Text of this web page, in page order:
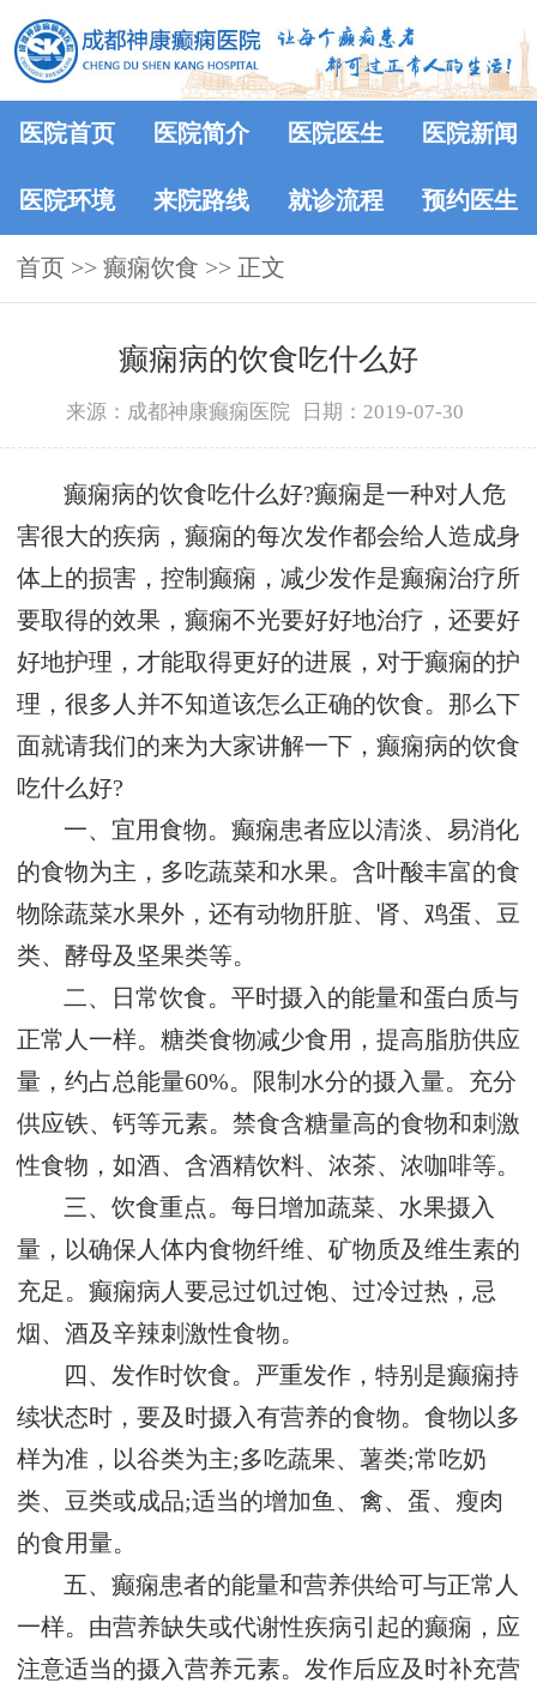
医院首页 医院简介 医院医生 医院新闻
医院环境 来院路线 就诊流程 预约医生
首页 >> 癫痫饮食 >> 正文
癫痫病的饮食吃什么好
来源：成都神康癫痫医院 日期：2019-07-30
癫痫病的饮食吃什么好?癫痫是一种对人危
害很大的疾病，癫痫的每次发作都会给人造成身
体上的损害，控制癫痫，减少发作是癫痫治疗所
要取得的效果，癫痫不光要好好地治疗，还要好
好地护理，才能取得更好的进展，对于癫痫的护
理，很多人并不知道该怎么正确的饮食。那么下
面就请我们的来为大家讲解一下，癫痫病的饮食
吃什么好?
一、宜用食物。癫痫患者应以清淡、易消化
的食物为主，多吃蔬菜和水果。含叶酸丰富的食
物除蔬菜水果外，还有动物肝脏、肾、鸡蛋、豆
类、酵母及坚果类等。
二、日常饮食。平时摄入的能量和蛋白质与
正常人一样。糖类食物减少食用，提高脂肪供应
量，约占总能量60%。限制水分的摄入量。充分
供应铁、钙等元素。禁食含糖量高的食物和刺激
性食物，如酒、含酒精饮料、浓茶、浓咖啡等。
三、饮食重点。每日增加蔬菜、水果摄入
量，以确保人体内食物纤维、矿物质及维生素的
充足。癫痫病人要忌过饥过饱、过冷过热，忌
烟、酒及辛辣刺激性食物。
四、发作时饮食。严重发作，特别是癫痫持
续状态时，要及时摄入有营养的食物。食物以多
样为准，以谷类为主;多吃蔬果、薯类;常吃奶
类、豆类或成品;适当的增加鱼、禽、蛋、瘦肉
的食用量。
五、癫痫患者的能量和营养供给可与正常人
一样。由营养缺失或代谢性疾病引起的癫痫，应
注意适当的摄入营养元素。发作后应及时补充营